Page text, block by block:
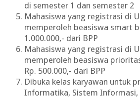
di semester 1 dan semester 2
Mahasiswa yang registrasi di
memperoleh beasiswa smart
1.000.000,- dari BPP
Mahasiswa yang registrasi di
memperoleh beasiswa
Rp. 500.000,- dari BPP
Dibuka kelas karyawan untuk
Informatika, Sistem Informasi,